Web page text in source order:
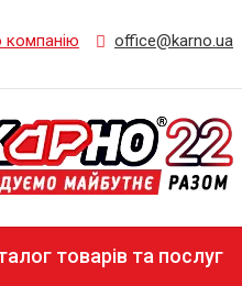
компанію office@karno.ua
товарів та послуг